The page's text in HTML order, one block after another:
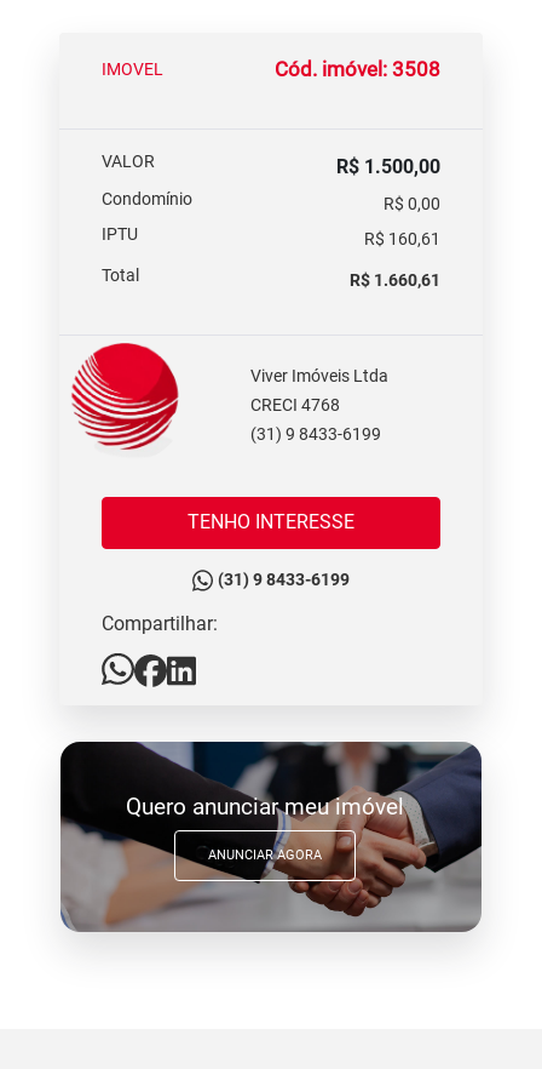
IMOVEL Cód. imóvel: 3508
VALOR R$ 1.500,00
Condomínio
R$ 0,00
IPTU
R$ 160,61
Total
R$ 1.660,61
Viver Imóveis Ltda
CRECI 4768
(31) 9 8433-6199
TENHO INTERESSE
(31) 9 8433-6199
Compartilhar:
Quero anunciar meu imóvel
ANUNCIAR AGORA